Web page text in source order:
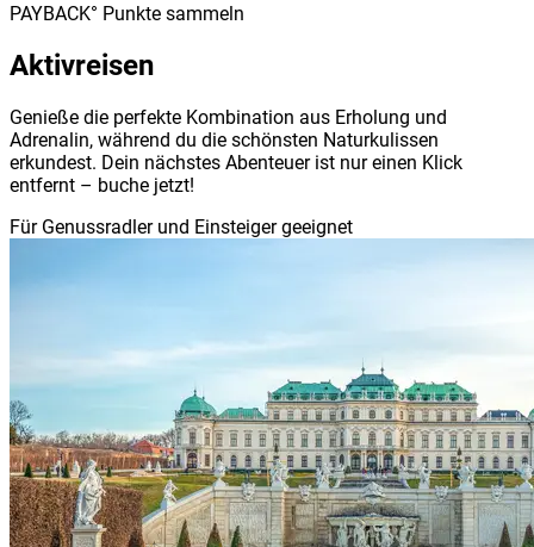
PAYBACK° Punkte sammeln
Aktivreisen
Genieße die perfekte Kombination aus Erholung und
Adrenalin, während du die schönsten Naturkulissen
erkundest. Dein nächstes Abenteuer ist nur einen Klick
entfernt – buche jetzt!
Für Genussradler und Einsteiger geeignet